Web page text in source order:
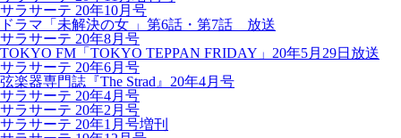
サラサーテ 20年10月号
ドラマ「未解決の女 」第6話・第7話 放送
サラサーテ 20年8月号
TOKYO FM「TOKYO TEPPAN FRIDAY」20年5月29日放送
サラサーテ 20年6月号
弦楽器専門誌『The Strad』20年4月号
サラサーテ 20年4月号
サラサーテ 20年2月号
サラサーテ 20年1月号増刊